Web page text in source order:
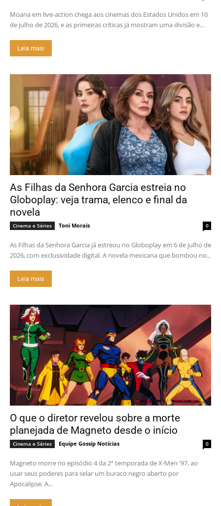
Moana em live-action chega aos cinemas dos Estados Unidos em 10
de julho de 2026, e as primeiras críticas já mostram uma divisão e...
Leia mais
As Filhas da Senhora Garcia estreia no
Globoplay: veja trama, elenco e final da
novela
Cinema e Séries Toni Morais 0
As Filhas da Senhora Garcia já estreou no Globoplay em 6 de julho de
2026, com exclusividade digital. A novela mexicana que bombou no...
Leia mais
O que o diretor revelou sobre a morte
planejada de Magneto desde o início
Cinema e Séries Equipe Gossip Notícias 0
Magneto morre no episódio 4 da 2ª temporada de X-Men '97, ao
usar seus poderes para selar um buraco negro aberto por
Apocalipse. A...